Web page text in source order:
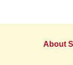
About